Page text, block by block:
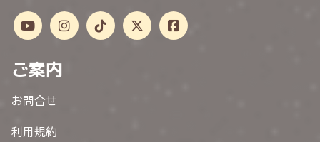
ご案内
お問合せ
利用規約